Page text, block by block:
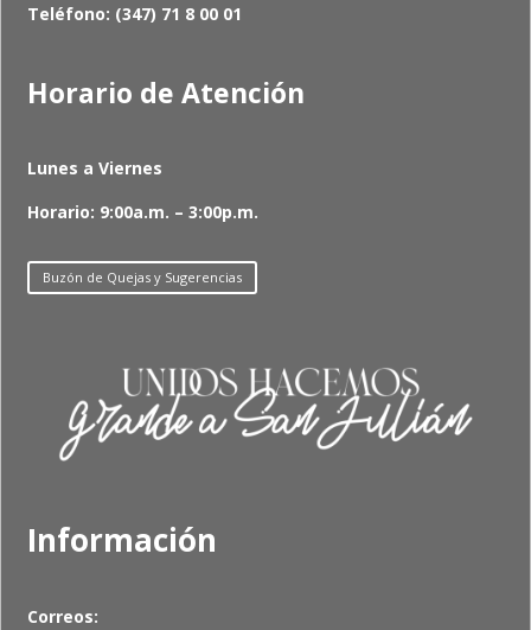
Teléfono: (347) 71 8 00 01
Horario de Atención
Lunes a Viernes
Horario: 9:00a.m. – 3:00p.m.
Buzón de Quejas y Sugerencias
Información
Correos: